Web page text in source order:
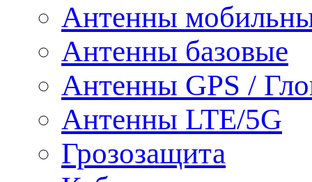
Антенны
Антенны базовые
Антенны GPS /
Антенны LTE/5G
Грозозащита